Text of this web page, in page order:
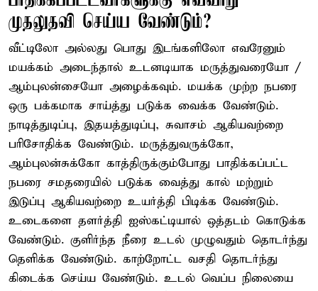
முதலுதவி செய்ய வேண்டும்?
வீட்டிலோ அல்லது பொது இடங்களிலோ எவரேனும்
மயக்கம் அடைந்தால் உடனடியாக மருத்துவரையோ /
ஆம்புலன்சையோ அழைக்கவும். மயக்க முற்ற நபரை
ஒரு பக்கமாக சாய்த்து படுக்க வைக்க வேண்டும்.
நாடித்துடிப்பு, இதயத்துடிப்பு, சுவாசம் ஆகியவற்றை
பரிசோதிக்க வேண்டும். மருத்துவருக்கோ,
ஆம்புலன்சுக்கோ காத்திருக்கும்போது பாதிக்கப்பட்ட
நபரை சமதரையில் படுக்க வைத்து கால் மற்றும்
இடுப்பு ஆகியவற்றை உயர்த்தி பிடிக்க வேண்டும்.
உடைகளை தளர்த்தி ஐஸ்கட்டியால் ஒத்தடம் கொடுக்க
வேண்டும். குளிர்ந்த நீரை உடல் முழுவதும் தொடர்ந்து
தெளிக்க வேண்டும். காற்றோட்ட வசதி தொடர்ந்து
கிடைக்க செய்ய வேண்டும். உடல் வெப்ப நிலையை